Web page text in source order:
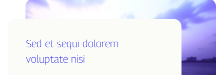
Sed et sequi dolorem
voluptate nisi